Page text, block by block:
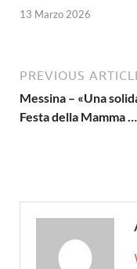
13 Marzo 2026
PREVIOUS
Messina – «Una
Festa della Mamma